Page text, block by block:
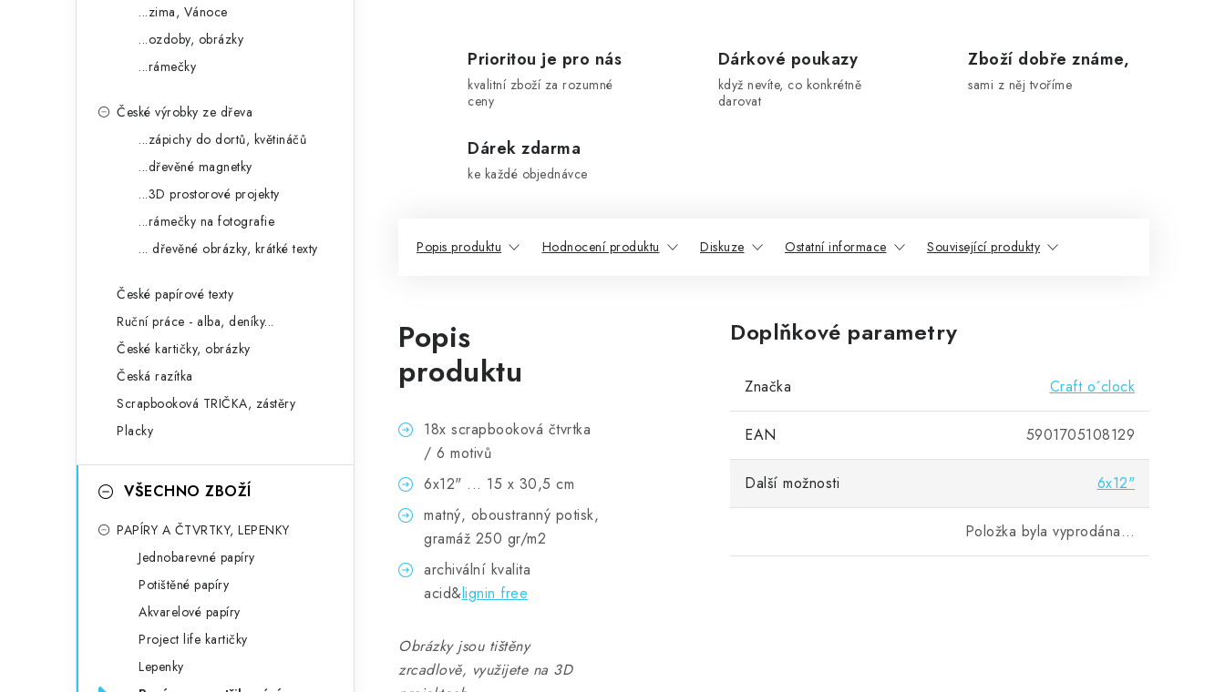
...zima, Vánoce
...ozdoby, obrázky
...rámečky
České výrobky ze dřeva
...zápichy do dortů, květináčů
...dřevěné magnetky
...3D prostorové projekty
...rámečky na fotografie
... dřevěné obrázky, krátké texty
České papírové texty
Ruční práce - alba, deníky...
České kartičky, obrázky
Česká razítka
Scrapbooková TRIČKA, zástěry
Placky
VŠECHNO ZBOŽÍ
PAPÍRY A ČTVRTKY, LEPENKY
Jednobarevné papíry
Potištěné papíry
Akvarelové papíry
Project life kartičky
Lepenky
Prioritou je pro nás
kvalitní zboží za rozumné
ceny
Dárkové poukazy
když nevíte, co konkrétně
darovat
Zboží dobře známe,
sami z něj tvoříme
Dárek zdarma
ke každé objednávce
Popis produktu Hodnocení produktu Diskuze Ostatní informace Související produkty
Popis
produktu
18x scrapbooková čtvrtka
/ 6 motivů
6x12" ... 15 x 30,5 cm
matný, oboustranný potisk,
gramáž 250 gr/m2
archivální kvalita
acid&lignin free
Obrázky jsou tištěny
zrcadlově, využijete na 3D
Doplňkové parametry
Značka Craft o´clock
EAN 5901705108129
Další možnosti 6x12"
Položka byla vyprodána…